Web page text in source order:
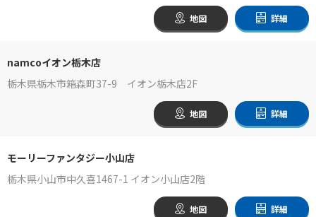
地図 詳細
namcoイオン栃木店
栃木県栃木市箱森町37-9 イオン栃木店2F
地図 詳細
モーリーファンタジー小山店
栃木県小山市中久喜1467-1 イオン小山店2階
地図 詳細